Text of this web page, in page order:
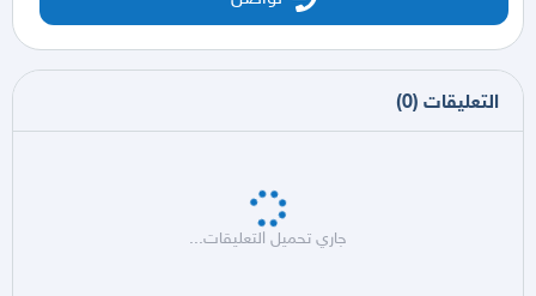
التعليقات (
0
)
جاري تحميل التعليقات...